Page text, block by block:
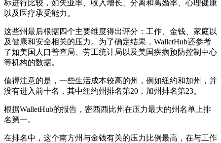
标进行比较，如失业率、收入增长、分离和离婚率、心理健康
以及医疗承受能力。
这些州最后根据四个主要维度得出评分：工作、金钱、家庭以
及健康和安全相关的压力。为了确定结果，WalletHub还参考
了如美国人口普查局、劳工统计局以及美国疾病预防控制中心
等机构的数据。
值得注意的是，一些生活成本较高的州，例如纽约和加州，并
没有进入前十名，其中纽约州排名第20，加州排名第23。
根据WalletHub的报告，密西西比州在压力最大的州名单上排
名第一。
在排名中，这个南方州与金钱有关的压力比例最高，在与工作